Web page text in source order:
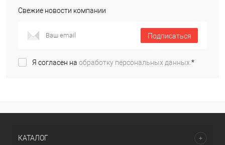
Свежие новости компании
Подписаться
Я согласен на обработку персональных данных.*
КАТАЛОГ